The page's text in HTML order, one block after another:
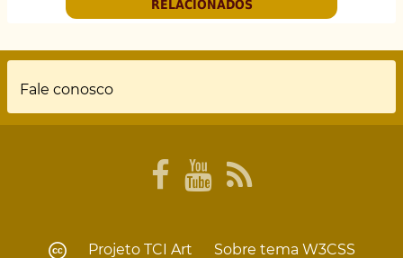
RELACIONADOS
Rodapé
Fale conosco
Projeto TCI Art Sobre tema W3CSS